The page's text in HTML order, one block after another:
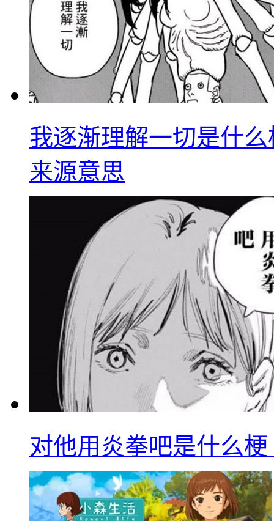
我逐渐理解一切是什
来源意思
对他用炎拳吧是什么